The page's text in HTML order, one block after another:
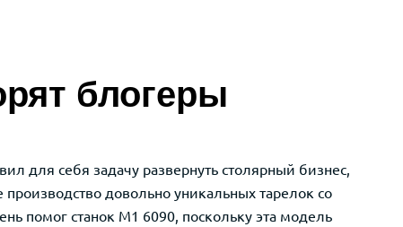
блогеры
для себя задачу развернуть столярный бизнес,
довольно уникальных тарелок со
помог станок M1 6090, поскольку эта модель